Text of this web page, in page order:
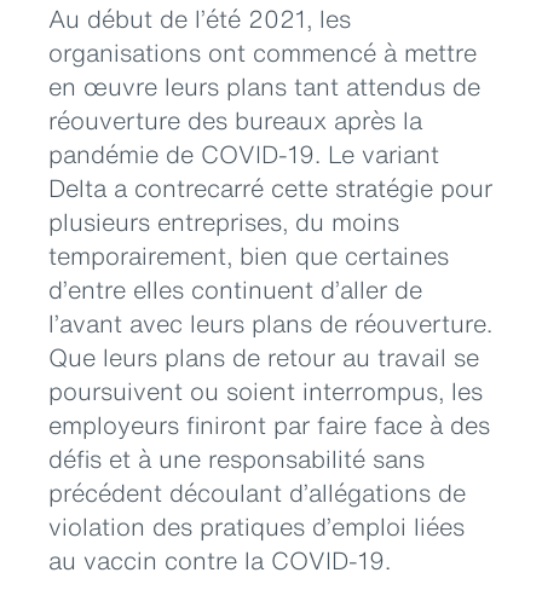
Au début de l’été 2021, les
organisations ont commencé à mettre
en œuvre leurs plans tant attendus de
réouverture des bureaux après la
pandémie de COVID-19. Le variant
Delta a contrecarré cette stratégie pour
plusieurs entreprises, du moins
temporairement, bien que certaines
d’entre elles continuent d’aller de
l’avant avec leurs plans de réouverture.
Que leurs plans de retour au travail se
poursuivent ou soient interrompus, les
employeurs finiront par faire face à des
défis et à une responsabilité sans
précédent découlant d’allégations de
violation des pratiques d’emploi liées
au vaccin contre la COVID-19.